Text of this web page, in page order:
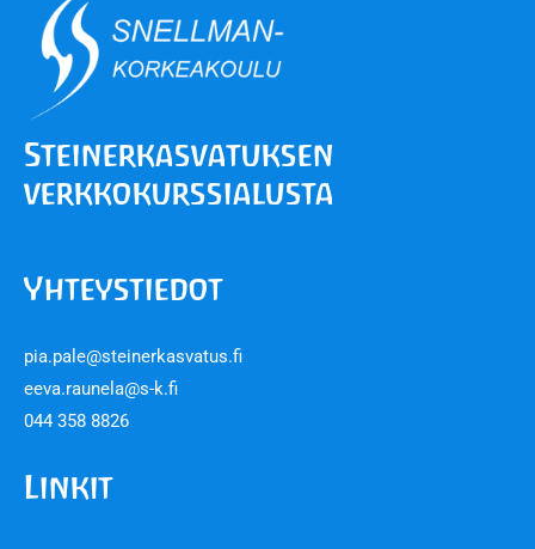
Steiner­kasvatuksen
verkko­kurssialusta
Yhteystiedot
pia.pale@steinerkasvatus.fi
eeva.raunela@s-k.fi
044 358 8826
Linkit